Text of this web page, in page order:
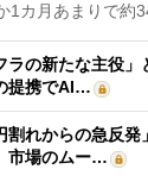
1カ月あまりで約
ラの新たな主役」
提携でAI…
割れからの急反発
市場のムー…